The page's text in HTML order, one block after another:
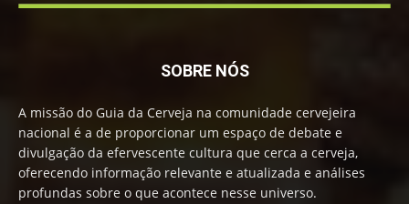
SOBRE NÓS
A missão do Guia da Cerveja na comunidade cervejeira
nacional é a de proporcionar um espaço de debate e
divulgação da efervescente cultura que cerca a cerveja,
oferecendo informação relevante e atualizada e análises
profundas sobre o que acontece nesse universo.